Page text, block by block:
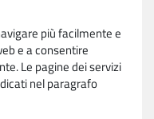
più facilmente e
e a consentire
Le pagine dei servizi
nel paragrafo